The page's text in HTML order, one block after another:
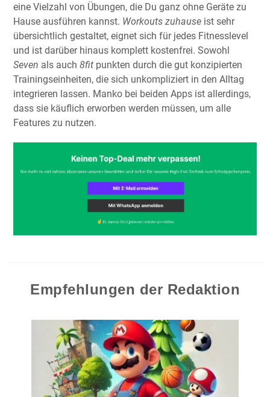
eine Vielzahl von Übungen, die Du ganz ohne Geräte zu
Hause ausführen kannst. Workouts zuhause ist sehr
übersichtlich gestaltet, eignet sich für jedes Fitnesslevel
und ist darüber hinaus komplett kostenfrei. Sowohl
Seven als auch 8fit punkten durch die gut konzipierten
Trainingseinheiten, die sich unkompliziert in den Alltag
integrieren lassen. Manko bei beiden Apps ist allerdings,
dass sie käuflich erworben werden müssen, um alle
Features zu nutzen.
Empfehlungen der Redaktion